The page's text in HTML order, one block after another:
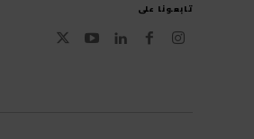
تابعونا على